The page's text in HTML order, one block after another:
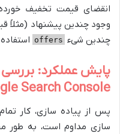
انقضای قیمت تخفیف
وجود چندین پیشنهاد (مثلاً
چندین شیء offers
Search Console
پس از پیاده سازی، کار